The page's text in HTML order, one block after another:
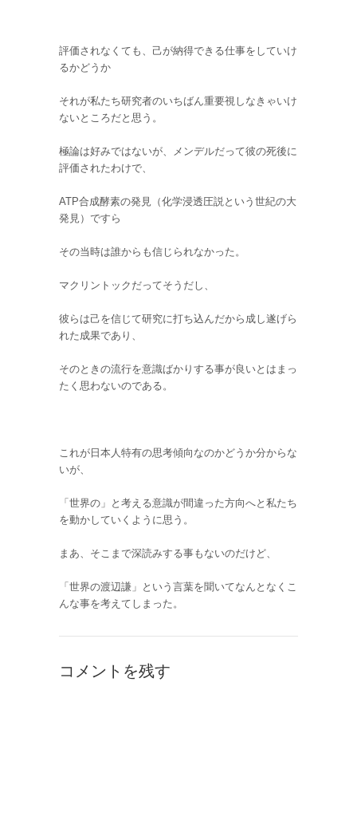
評価されなくても、己が納得できる仕事をしていけ
るかどうか
それが私たち研究者のいちばん重要視しなきゃいけ
ないところだと思う。
極論は好みではないが、メンデルだって彼の死後に
評価されたわけで、
ATP合成酵素の発見（化学浸透圧説という世紀の大
発見）ですら
その当時は誰からも信じられなかった。
マクリントックだってそうだし、
彼らは己を信じて研究に打ち込んだから成し遂げら
れた成果であり、
そのときの流行を意識ばかりする事が良いとはまっ
たく思わないのである。
これが日本人特有の思考傾向なのかどうか分からな
いが、
「世界の」と考える意識が間違った方向へと私たち
を動かしていくように思う。
まあ、そこまで深読みする事もないのだけど、
「世界の渡辺謙」という言葉を聞いてなんとなくこ
んな事を考えてしまった。
コメントを残す